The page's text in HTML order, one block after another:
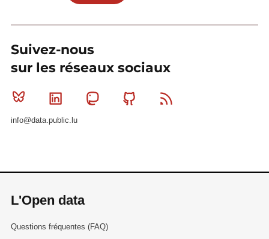
Suivez-nous
sur les réseaux sociaux
Bluesky Linkedin MastodonGithub
info@data.public.lu
L'Open data
Questions fréquentes (FAQ)